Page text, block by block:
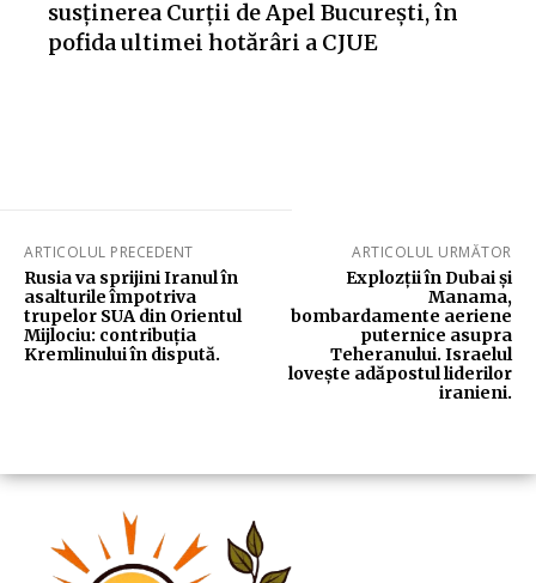
susținerea Curții de Apel București, în
pofida ultimei hotărâri a CJUE
ARTICOLUL PRECEDENT
Rusia va sprijini Iranul în
asalturile împotriva
trupelor SUA din Orientul
Mijlociu: contribuția
Kremlinului în dispută.
ARTICOLUL URMĂTOR
Explozții în Dubai și
Manama,
bombardamente aeriene
puternice asupra
Teheranului. Israelul
lovește adăpostul liderilor
iranieni.